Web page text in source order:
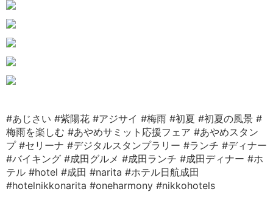
#あじさい #紫陽花 #アジサイ #梅雨 #初夏 #初夏の風景 #
梅雨を楽しむ #あやめサミット応援フェア #あやめスタン
プ #セリーナ #デジタルスタンプラリー #ランチ #ディナー
#バイキング #成田グルメ #成田ランチ #成田ディナー #ホ
テル #hotel #成田 #narita #ホテル日航成田
#hotelnikkonarita #oneharmony #nikkohotels